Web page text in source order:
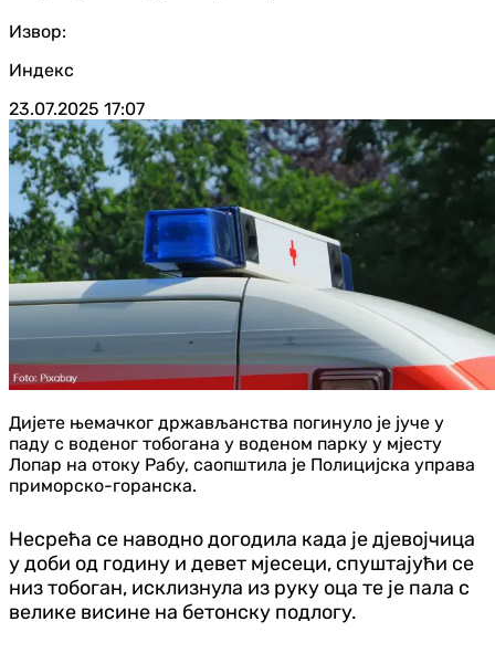
Извор:
Индекс
23.07.2025 17:07
Дијете њемачког држављанства погинуло је јуче у
паду с воденог тобогана у воденом парку у мјесту
Лопар на отоку Рабу, саопштила је Полицијска управа
приморско-горанска.
Несрећа се наводно догодила када је дјевојчица
у доби од годину и девет мјесеци, спуштајући се
низ тобоган, исклизнула из руку оца те је пала с
велике висине на бетонску подлогу.